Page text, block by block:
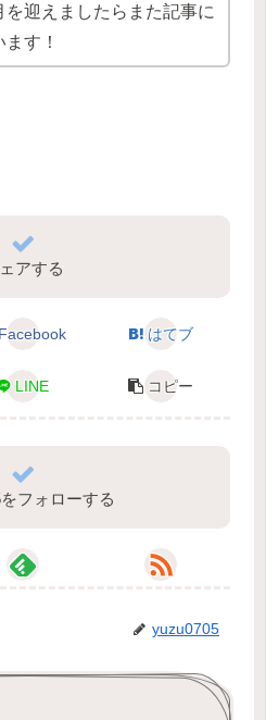
を迎えましたらまた記事に
す！
アする
Facebook はてブ
LINE コピー
フォローする
yuzu0705